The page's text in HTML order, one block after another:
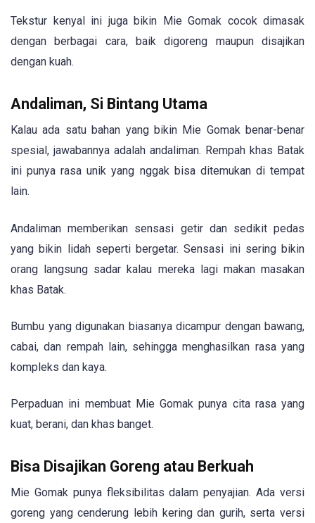
Tekstur kenyal ini juga bikin Mie Gomak cocok dimasak
dengan berbagai cara, baik digoreng maupun disajikan
dengan kuah.
Andaliman, Si Bintang Utama
Kalau ada satu bahan yang bikin Mie Gomak benar-benar
spesial, jawabannya adalah andaliman. Rempah khas Batak
ini punya rasa unik yang nggak bisa ditemukan di tempat
lain.
Andaliman memberikan sensasi getir dan sedikit pedas
yang bikin lidah seperti bergetar. Sensasi ini sering bikin
orang langsung sadar kalau mereka lagi makan masakan
khas Batak.
Bumbu yang digunakan biasanya dicampur dengan bawang,
cabai, dan rempah lain, sehingga menghasilkan rasa yang
kompleks dan kaya.
Perpaduan ini membuat Mie Gomak punya cita rasa yang
kuat, berani, dan khas banget.
Bisa Disajikan Goreng atau Berkuah
Mie Gomak punya fleksibilitas dalam penyajian. Ada versi
goreng yang cenderung lebih kering dan gurih, serta versi